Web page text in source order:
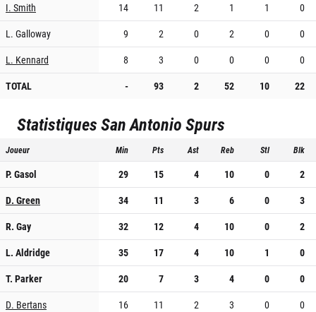
I. Smith
14 11 2 1 1
0
L. Galloway
9 2 0 2 0
0
L. Kennard
8 3 0 0 0
0
TOTAL
- 93 2 52 10 22
StatistiquesSan Antonio Spurs
Joueur Min Pts Ast Reb Stl Blk
P. Gasol 29 15 4 10 0
2
D. Green
34 11 3 6 0
3
R. Gay
32 12 4 10 0
2
L. Aldridge
35 17 4 10 1
0
T. Parker
20 7 3 4 0
0
D. Bertans
16 11 2 3 0
0